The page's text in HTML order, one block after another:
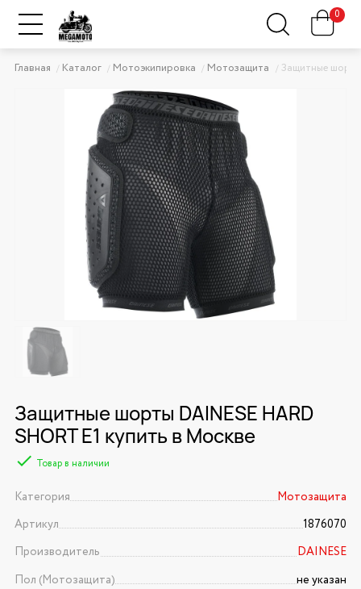
0
Главная Каталог Мотоэкипировка Мотозащита Защитные
Защитные шорты DAINESE HARD
SHORT E1 купить в Москве
Товар в наличии
Категория
Мотозащита
Артикул
1876070
Производитель
DAINESE
Пол (Мотозащита)
не указан